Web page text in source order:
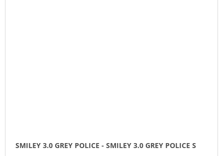
SMILEY 3.0 GREY POLICE - SMILEY 3.0 GREY POLICE S